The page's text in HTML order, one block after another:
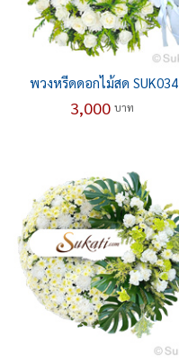
พวงหรีดดอกไม้สด SUK034
3,000 บาท